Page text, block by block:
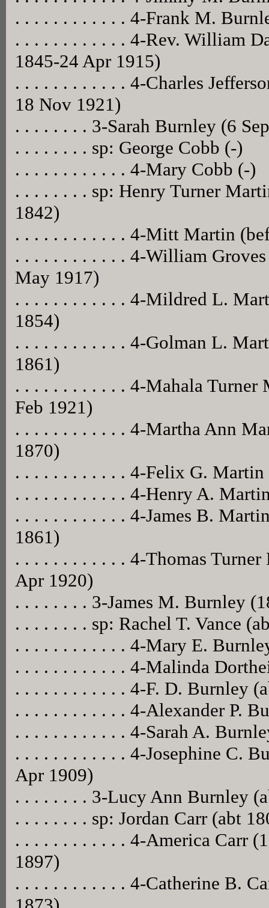
. . . . . . . . . . . . 4-Frank M.
. . . . . . . . . . . . 4-Rev. William
1845-24 Apr 1915)
. . . . . . . . . . . . 4-Charles
18 Nov 1921)
. . . . . . . . 3-Sarah Burnley (6
. . . . . . . . sp: George Cobb (-)
. . . . . . . . . . . . 4-Mary Cobb (-)
. . . . . . . . sp: Henry Turner
1842)
. . . . . . . . . . . . 4-Mitt Martin
. . . . . . . . . . . . 4-William
May 1917)
. . . . . . . . . . . . 4-Mildred L.
1854)
. . . . . . . . . . . . 4-Golman L.
1861)
. . . . . . . . . . . . 4-Mahala
Feb 1921)
. . . . . . . . . . . . 4-Martha Ann
1870)
. . . . . . . . . . . . 4-Felix G.
. . . . . . . . . . . . 4-Henry A.
. . . . . . . . . . . . 4-James B.
1861)
. . . . . . . . . . . . 4-Thomas
Apr 1920)
. . . . . . . . 3-James M. Burnley
. . . . . . . . sp: Rachel T. Vance
. . . . . . . . . . . . 4-Mary E.
. . . . . . . . . . . . 4-Malinda
. . . . . . . . . . . . 4-F. D. Burnley
. . . . . . . . . . . . 4-Alexander P.
. . . . . . . . . . . . 4-Sarah A.
. . . . . . . . . . . . 4-Josephine C.
Apr 1909)
. . . . . . . . 3-Lucy Ann Burnley
. . . . . . . . sp: Jordan Carr (abt
. . . . . . . . . . . . 4-America Carr
1897)
. . . . . . . . . . . . 4-Catherine B.